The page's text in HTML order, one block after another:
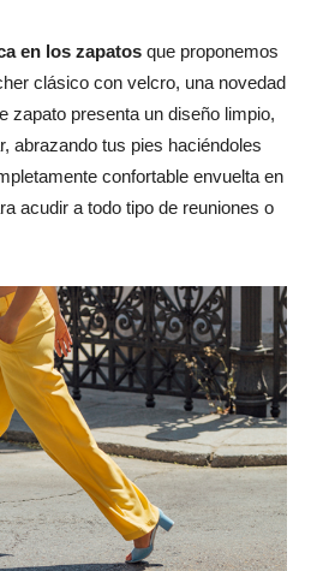
en los zapatos que proponemos
clásico con velcro, una novedad
zapato presenta un diseño limpio,
abrazando tus pies haciéndoles
confortable envuelta en
acudir a todo tipo de reuniones o